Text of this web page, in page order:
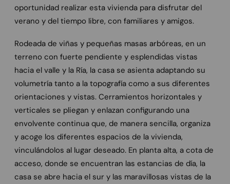
oportunidad realizar esta vivienda para disfrutar del
verano y del tiempo libre, con familiares y amigos.
Rodeada de viñas y pequeñas masas arbóreas, en un
terreno con fuerte pendiente y esplendidas vistas
hacia el valle y la Ría, la casa se asienta adaptando su
volumetría tanto a la topografía como a sus diferentes
orientaciones y vistas. Cerramientos horizontales y
verticales se pliegan y enlazan configurando una
envolvente continua que, de manera sencilla, organiza
y acoge los diferentes espacios de la vivienda,
vinculándolos al lugar deseado. En planta alta, a cota de
acceso, donde se encuentran las estancias de día, la
casa se abre hacia el sur y las maravillosas vistas de la